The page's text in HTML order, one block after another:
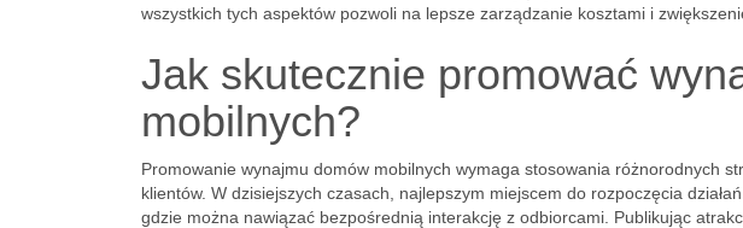
wszystkich tych aspektów pozwoli na lepsze zarządzanie kosztami i
Jak skutecznie promować
mobilnych?
Promowanie wynajmu domów mobilnych wymaga stosowania różnorodnych
klientów. W dzisiejszych czasach, najlepszym miejscem do rozpoczęcia
gdzie można nawiązać bezpośrednią interakcję z odbiorcami. Publikując